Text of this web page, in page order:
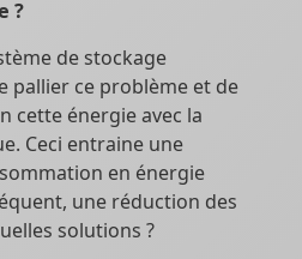
?
de stockage
pallier ce problème et de
cette énergie avec la
Ceci entraine une
en énergie
une réduction des
solutions ?